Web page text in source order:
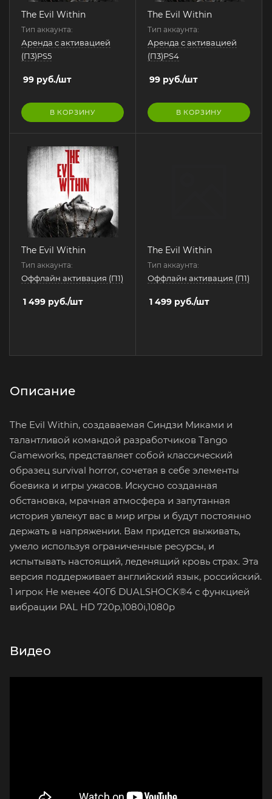
The Evil Within
Тип аккаунта:
Аренда с активацией
(П3)PS5
99 руб./шт
В КОРЗИНУ
The Evil Within
Тип аккаунта:
Аренда с активацией
(П3)PS4
99 руб./шт
В КОРЗИНУ
The Evil Within
Тип аккаунта:
Оффлайн активация (П1)
1 499 руб./шт
The Evil Within
Тип аккаунта:
Оффлайн активация (П1)
1 499 руб./шт
Описание
The Evil Within, создаваемая Синдзи Миками и
талантливой командой разработчиков Tango
Gameworks, представляет собой классический
образец survival horror, сочетая в себе элементы
боевика и игры ужасов. Искусно созданная
обстановка, мрачная атмосфера и запутанная
история увлекут вас в мир игры и будут постоянно
держать в напряжении. Вам придется выживать,
умело используя ограниченные ресурсы, и
испытывать настоящий, леденящий кровь страх. Эта
версия поддерживает английский язык, российский.
1 игрок Не менее 40Гб DUALSHOCK®4 с функцией
вибрации PAL HD 720p,1080i,1080p
Видео